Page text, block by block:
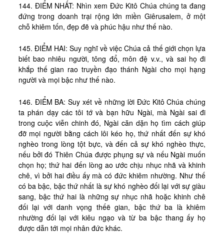
144. ĐIỂM NHẤT: Nhìn xem Đức Kitô Chúa chúng ta đang
đứng trong doanh trại rộng lớn miền Giêrusalem, ở một
chỗ khiêm tốn, đẹp đẽ và phúc hậu như thế nào.
145. ĐIỂM HAI: Suy nghĩ về việc Chúa cả thế giới chọn lựa
biết bao nhiêu người, tông đổ, môn đệ v.v., và sai họ đi
khắp thế gian rao truyền đạo thánh Ngài cho mọi hạng
người và mọi bậc như thế nào.
146. ĐIỂM BA: Suy xét về những lời Đức Kitô Chúa chúng
ta phán dạy các tôi tớ và bạn hữu Ngài, mà Ngài sai đi
trong cuộc viễn chinh đó, Ngài căn dặn họ tìm cách giúp
đỡ mọi người bằng cách lôi kéo họ, thứ nhất đến sự khó
nghèo trong lòng tột bực, và đến cả sự khó nghèo thực,
nếu bởi đó Thiên Chúa được phụng sự và nếu Ngài muốn
chọn họ; thứ hai đến lòng ao ước chịu nhục nhã và khinh
chê, vì bởi hai điều ấy mà có đức khiêm nhường. Như thế
có ba bậc, bậc thứ nhất là sự khó nghèo đối lại với sự giàu
sang, bậc thứ hai là những sự nhục nhã hoặc khinh chê
đối lại với danh vọng thếë gian, bậc thứ ba là khiêm
nhường đối lại với kiêu ngạo và từ ba bậc thang ấy họ
được dẫn tới mọi nhân đức khác.